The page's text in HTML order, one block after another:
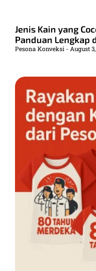
Jenis Kain yang
Panduan Lengkap
Pesona Konveksi August